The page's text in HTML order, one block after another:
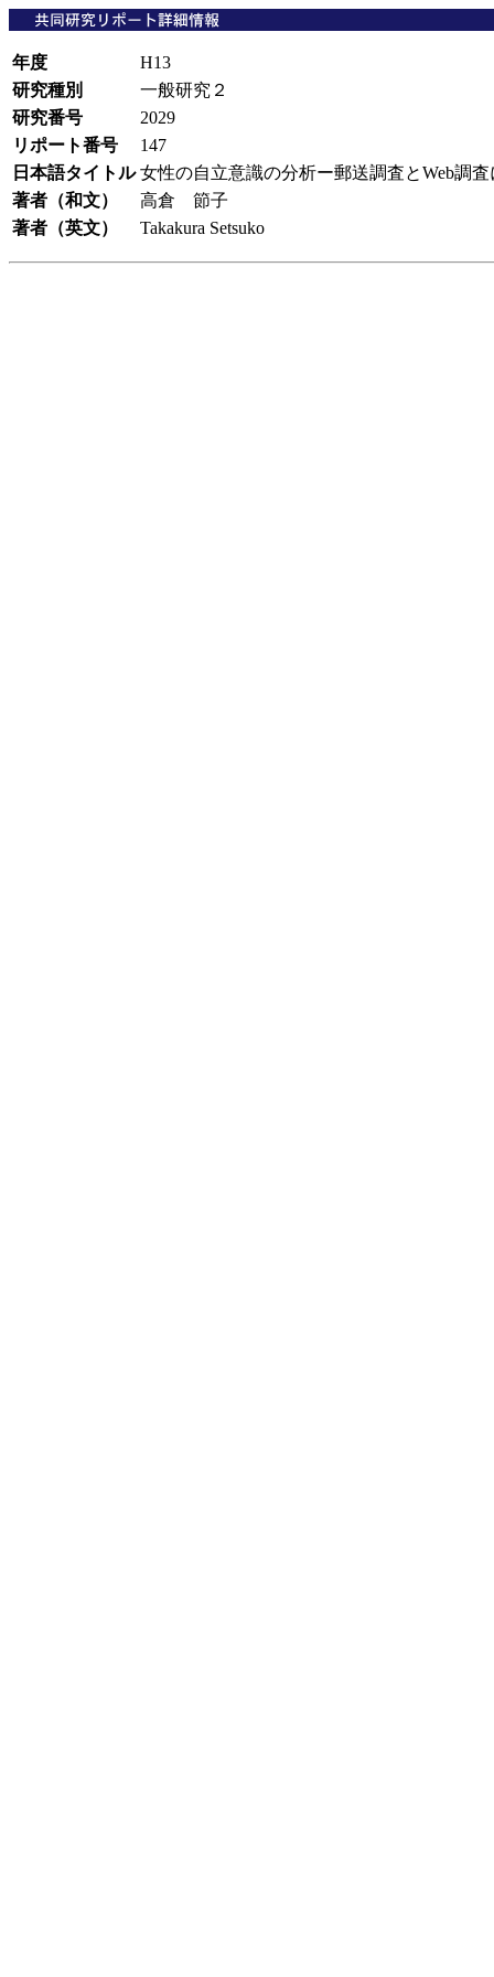
年度
H13
研究種別
一般研究２
研究番号
2029
リポート番号
147
日本語タイトル 女性の自立意識の分析ー郵送調査とWeb調
著者（和文）
高倉 節子
著者（英文）
Takakura Setsuko